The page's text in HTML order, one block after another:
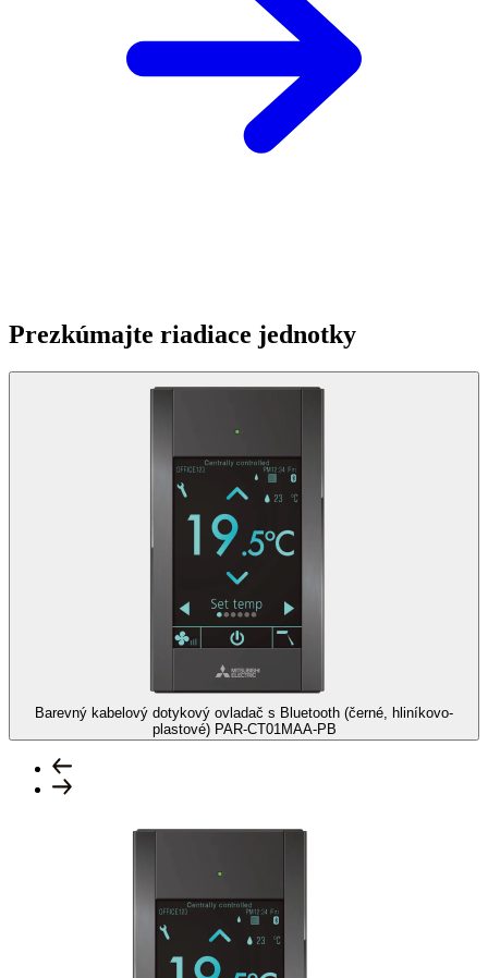
Prezkúmajte riadiace jednotky
Barevný kabelový dotykový ovladač s Bluetooth (černé, hliníkovo-
plastové) PAR-CT01MAA-PB